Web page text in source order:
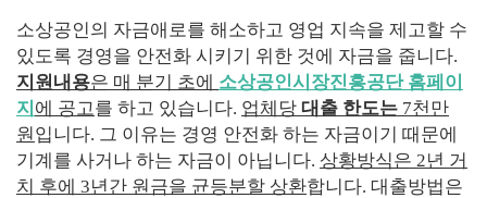
소상공인의 자금애로를 해소하고 영업 지속을 제고할 수
있도록 경영을 안전화 시키기 위한 것에 자금을 줍니다.
지원내용은 매 분기 초에 소상공인시장진흥공단 홈페이
지 에 공고를 하고 있습니다. 업체당 대출 한도는 7천만
원 입니다. 그 이유는 경영 안전화 하는 자금이기 때문에
기계를 사거나 하는 자금이 아닙니다. 상황방식은 2년 거
치 후에 3년간 원금을 균등분할 상환합니다. 대출방법은